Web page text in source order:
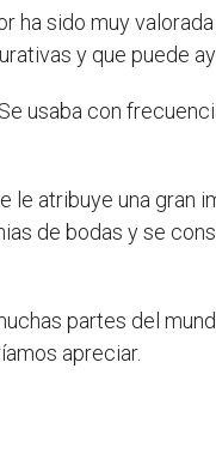
ha sido muy
y que puede
usaba con
le atribuye una gran
de bodas y se
partes del
apreciar.